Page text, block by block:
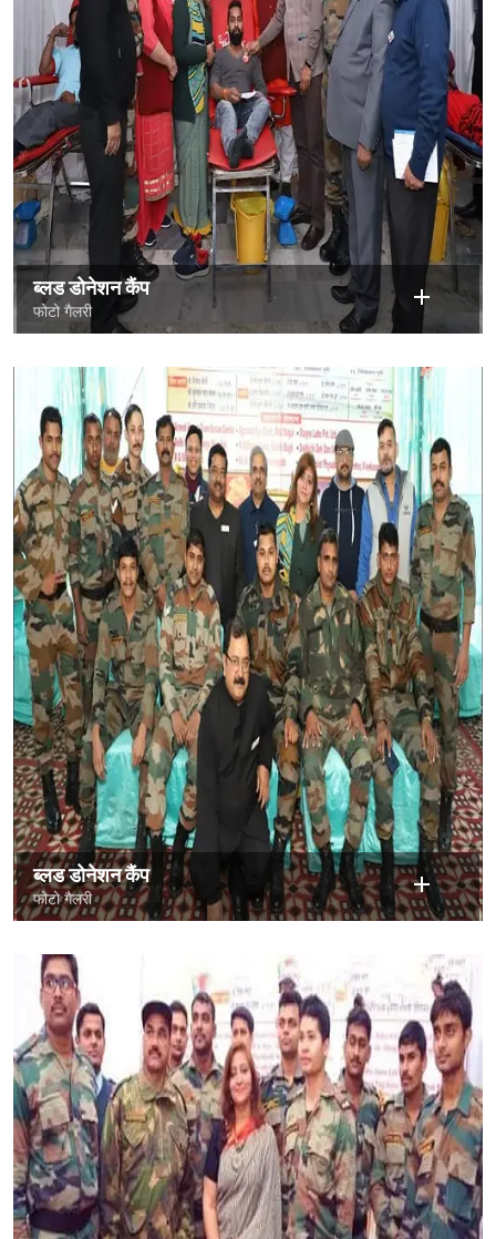
ब्लड डोनेशन कैंप
फोटो गैलरी
ब्लड डोनेशन कैंप
फोटो गैलरी